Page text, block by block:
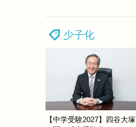
少子化
【中学受験2027】四谷大塚